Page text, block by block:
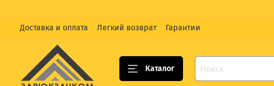
Доставка и оплата
Легкий возврат Гарантии
Каталог